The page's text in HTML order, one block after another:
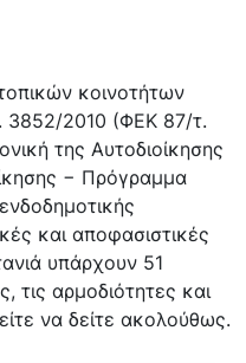
κοινοτήτων
2010 (ΦΕΚ 87/τ.
της Αυτοδιοίκησης
− Πρόγραμμα
και αποφασιστικές
υπάρχουν 51
τις αρμοδιότητες και
να δείτε ακολούθως.